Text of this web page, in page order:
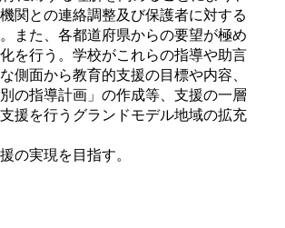
関との連絡調整及び保護者に対する
また、各都道府県からの要望が極め
を行う。学校がこれらの指導や助言
側面から教育的支援の目標や内容、
の指導計画」の作成等、支援の一層
援を行うグランドモデル地域の拡充
の実現を目指す。